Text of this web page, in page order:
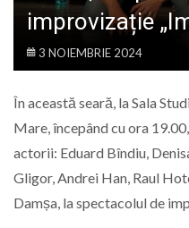
improvizație
3 NOIEMBRIE 2024
În această seară, la Sala
Mare, începând cu ora
actorii: Eduard Bîndiu,
Gligor, Andrei Han, Raul
Damșa, la spectacolul de